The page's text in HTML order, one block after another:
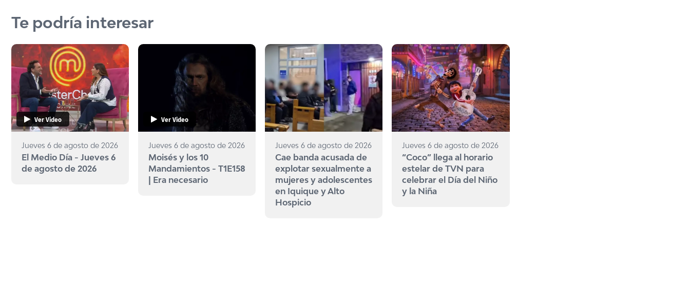
Te podría interesar
Ver Video
Jueves 6 de agosto de 2026
El Medio Día - Jueves 6
de agosto de 2026
Ver Video
Jueves 6 de agosto de 2026
Moisés y los 10
Mandamientos - T1E158
| Era necesario
Jueves 6 de agosto de 2026
Cae banda acusada de
explotar sexualmente a
mujeres y adolescentes
en Iquique y Alto
Hospicio
Jueves 6 de agosto de 2026
“Coco” llega al horario
estelar de TVN para
celebrar el Día del Niño
y la Niña